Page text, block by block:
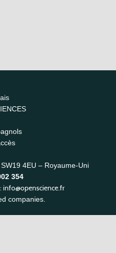
4EU – Royaume-Uni
354
info@openscience.fr
companies.